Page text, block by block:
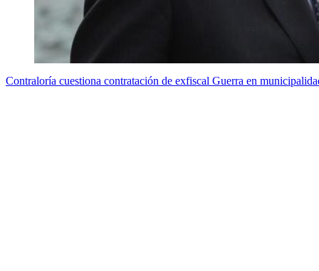
Contraloría cuestiona contratación de exfiscal Guerra en